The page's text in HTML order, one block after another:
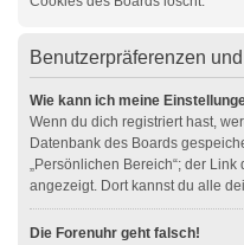
Benutzerpräferenzen
Wie kann ich meine
Wenn du dich registriert hast,
Datenbank des Boards
„Persönlichen Bereich“; der
angezeigt. Dort kannst du alle
Die Forenuhr geht falsch!